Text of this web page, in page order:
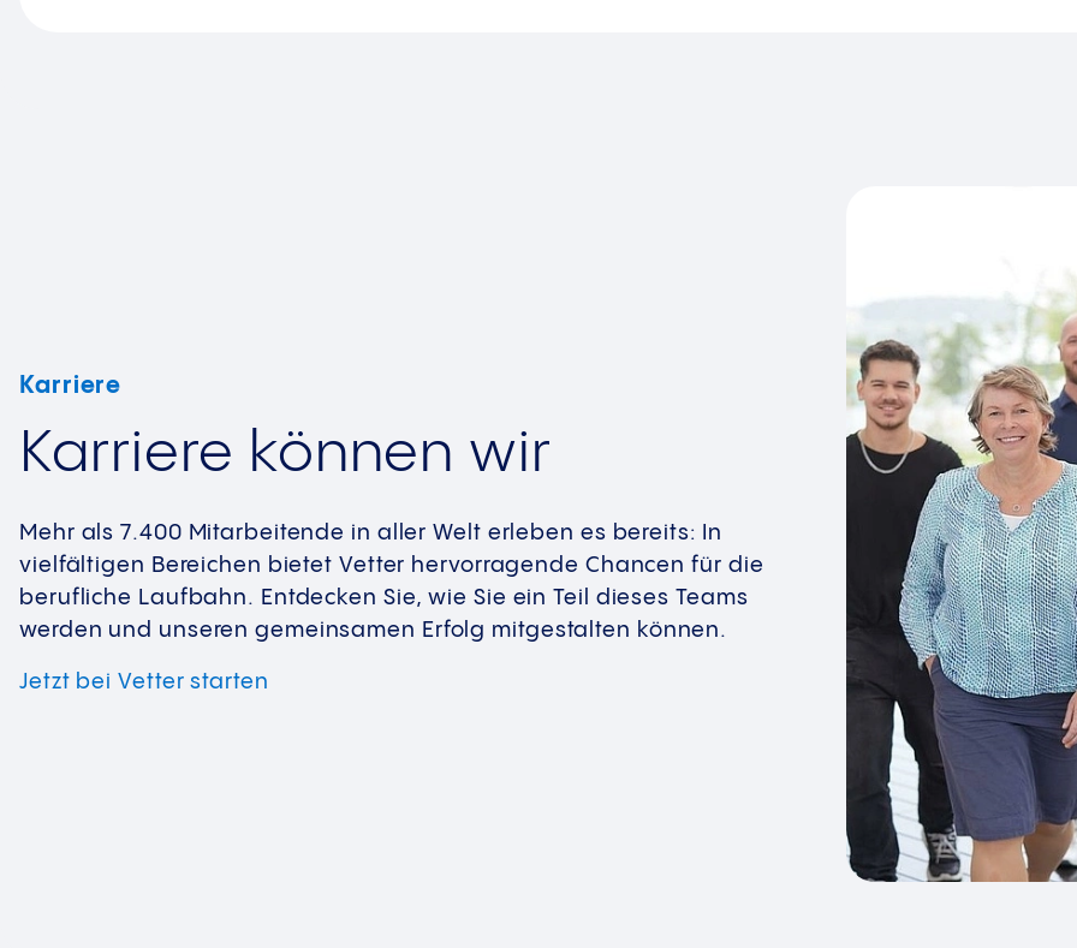
Karriere
Karriere können wir
Mehr als 7.400 Mitarbeitende in aller Welt erleben es bereits: In
vielfältigen Bereichen bietet Vetter hervorragende Chancen für die
berufliche Laufbahn. Entdecken Sie, wie Sie ein Teil dieses Teams
werden und unseren gemeinsamen Erfolg mitgestalten können.
Jetzt beiVetter starten